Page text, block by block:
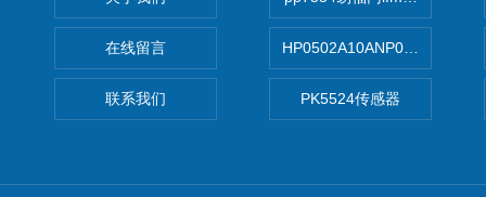
在线留言
联系我们
HP0502A10ANP01滤芯 Mp
PK5524传感器